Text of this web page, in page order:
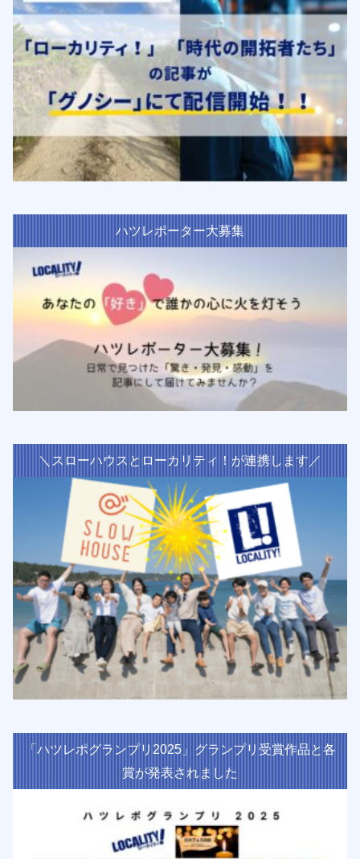
ハツレポーター大募集
＼スローハウスとローカリティ！が連携します／
「ハツレポグランプリ2025」グランプリ受賞作品と各
賞が発表されました